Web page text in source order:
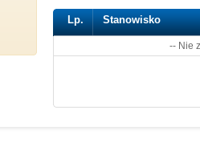
Lp. Stanowisko
-- Nie